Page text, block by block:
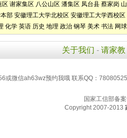
区 谢家集区 八公山区 潘集区 凤台县 蔡家岗
部 安徽理工大学北校区 安徽理工大学西校区
化学 英语 历史 地理 政治 钢琴 美术 书法 网球
关于我们 - 请家教
或微信ah63wz预约我哦 联系QQ：
国家工信部备
Copyright 2007-2013